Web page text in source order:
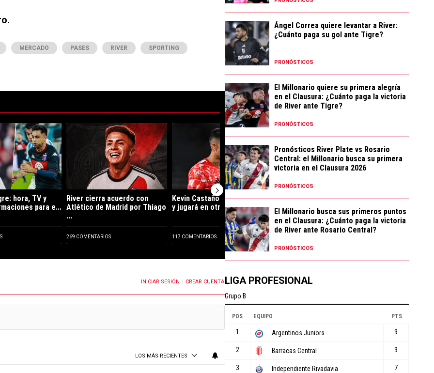
MERCADO PASES RIVER SPORTING
tendencia con el título "River vs. Tigre: hora, TV y posibles formaciones para el partido por el Clausura" con 13 comentarios.
hora, TV y
para e...
Un artículo de tendencia con el título "River cierra acuerdo con Atlético de Madrid por Thiago Almada: detalles de la
River cierra acuerdo con
Atlético de Madrid por Thiago
...
269 COMENTARIOS
Un artículo de tendencia con el título "Kevin Castaño se va de River y jugará en otro
Kevin Castaño se va de River
y jugará en otro important...
117 COMENTARIOS
Un artículo de tendencia con el título "Es oficial:
Es oficial: Facundo Colidio se
fue de River y lo presen...
Llegó a River
Gallardo,
CUANDO SE PUBLIQUEN NUEVOS COMENTARIOSINICIAR SESIÓN CREAR CUENTA
LOS MÁS RECIENTES
Ángel Correa quiere levantar a River:
¿Cuánto paga su gol ante Tigre?
PRONÓSTICOS
El Millonario quiere su primera alegría
en el Clausura: ¿Cuánto paga la victoria
de River ante Tigre?
PRONÓSTICOS
Pronósticos River Plate vs Rosario
Central: el Millonario busca su primera
victoria en el Clausura 2026
PRONÓSTICOS
El Millonario busca sus primeros puntos
en el Clausura: ¿Cuánto paga la victoria
de River ante Rosario Central?
PRONÓSTICOS
LIGA PROFESIONAL